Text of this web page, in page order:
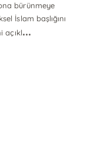
bürünmeye
İslam başlığını
açıkl...